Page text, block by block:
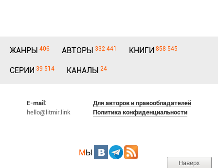
ЖАНРЫ 406 АВТОРЫ 332 441 КНИГИ 858 545
СЕРИИ 39 514 КАНАЛЫ 24
E-mail:
hello@litmir.link
Для авторов и правообладателей
Политика конфиденциальности
МЫ
Наверх